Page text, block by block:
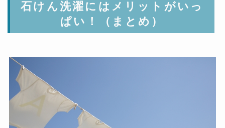
石けん洗濯にはメリットがいっ
ぱい！（まとめ）